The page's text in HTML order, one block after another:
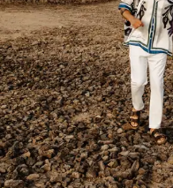
Sesión Romántica de Pareja
Vistas al Teide